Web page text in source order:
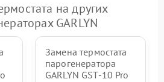
на других
GARLYN
Замена термостата
парогенератора
GARLYN GST-10 Pro